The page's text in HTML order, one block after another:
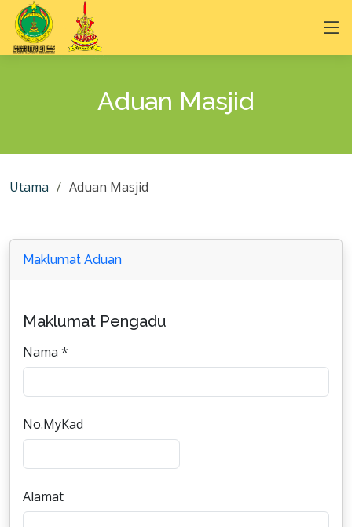
Aduan Masjid
Utama Aduan Masjid
Maklumat Aduan
Maklumat Pengadu
Nama *
No.MyKad
Alamat